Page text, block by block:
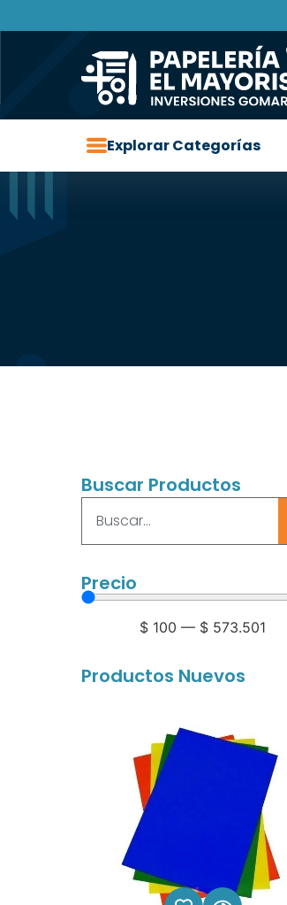
Explorar Categorías
Buscar Productos
Precio
$ 100 — $ 573.501
Productos Nuevos